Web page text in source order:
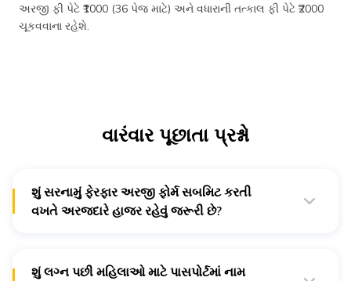
અરજી ફી પેટે ₹1000 (36 પેજ માટે) અને વધારાની તત્કાલ ફી પેટે ₹2000
ચૂકવવાના રહેશે.
વારંવાર પૂછાતા પ્રશ્નો
શું સરનામું ફેરફાર અરજી ફોર્મ સબમિટ કરતી
વખતે અરજદારે હાજર રહેવું જરૂરી છે?
શું લગ્ન પછી મહિલાઓ માટે પાસપોર્ટમાં નામ